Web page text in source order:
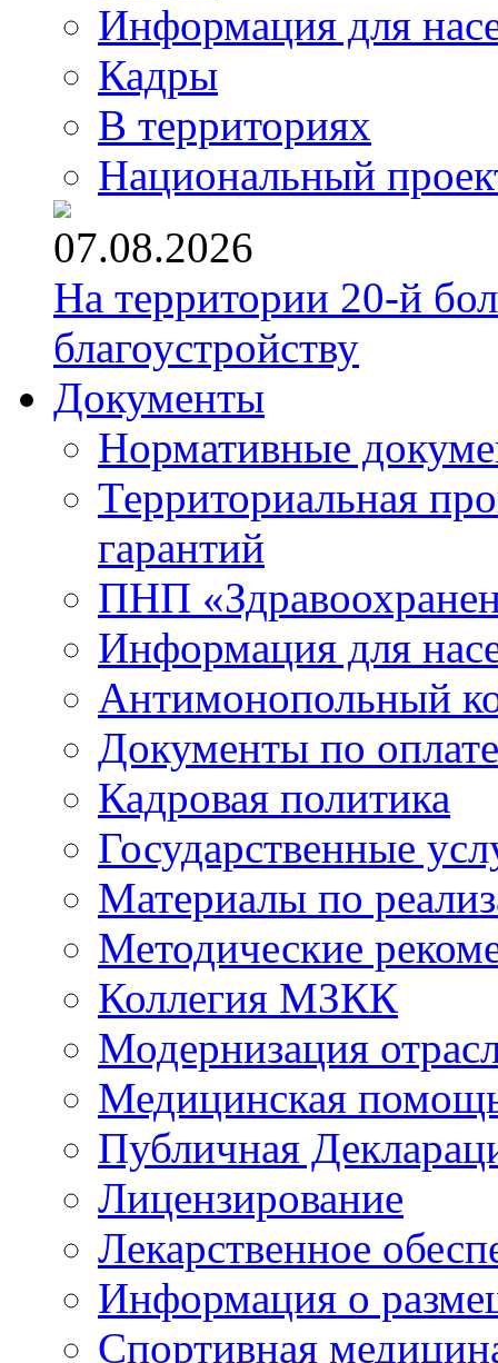
Информация для
Кадры
В территориях
Национальный
07.08.2026
На территории 20-й
благоустройству
Документы
Нормативные
Территориальная
гарантий
ПНП
Информация для
Антимонопольный
Документы по
Кадровая политика
Государственные
Материалы по
Методические
Коллегия МЗКК
Модернизация
Медицинская
Публичная
Лицензирование
Лекарственное
Информация о
Спортивная